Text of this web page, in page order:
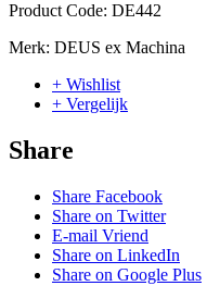
Product Code: DE442
Merk: DEUS ex Machina
+ Wishlist
+ Vergelijk
Share
Share Facebook
Share on Twitter
E-mail Vriend
Share on LinkedIn
Share on Google Plus